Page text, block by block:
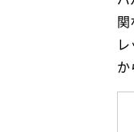
関
か